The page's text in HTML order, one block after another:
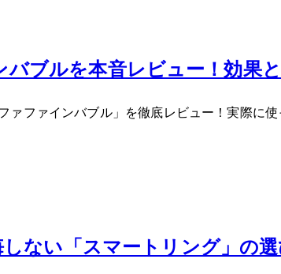
ンバブルUを本音レビュー！効
リファ ファインバブルU」を徹底レビュー！実
しない「スマートリング」の